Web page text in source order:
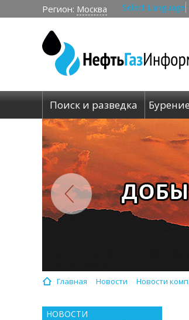
Регион: Москва Select Language
Поиск и разведка Бурение
Главная Новости Новости
НОВОСТИ